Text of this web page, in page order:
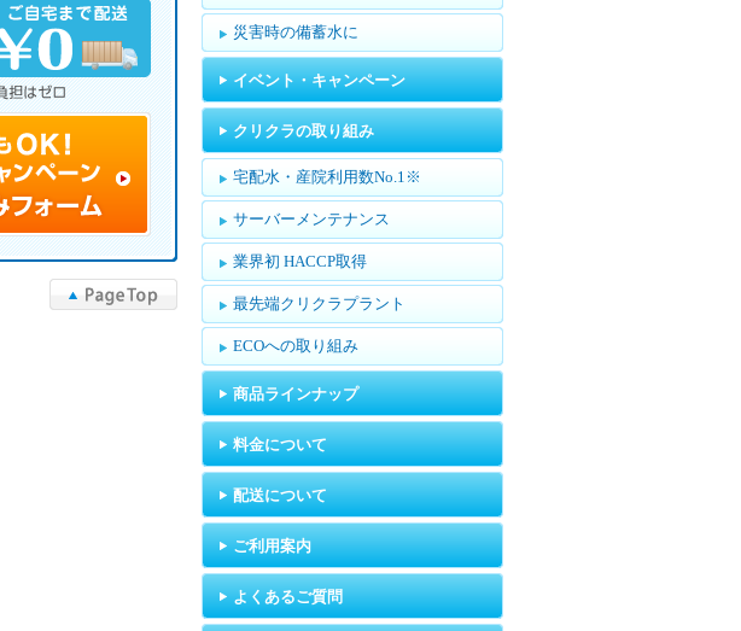
災害時の備蓄水に
イベント・キャンペーン
クリクラの取り組み
宅配水・産院利用数No.1※
サーバーメンテナンス
業界初 HACCP取得
最先端クリクラプラント
ECOへの取り組み
商品ラインナップ
料金について
配送について
ご利用案内
よくあるご質問